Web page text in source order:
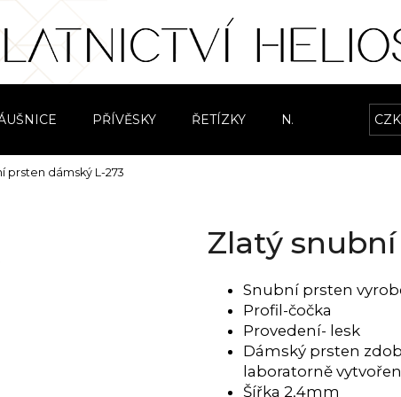
PŘÍVĚSKY ŘETÍZKY NÁRAMKY CZK
prsten dámský L-273
Zlatý
Snubní prsten
Profil-čočka
Provedení- lesk
Dámský prsten
laboratorně
Šířka 2,4mm